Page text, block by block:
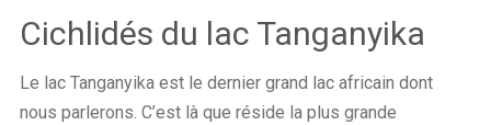
Cichlidés du lac Tanganyika
Le lac Tanganyika est le dernier grand lac africain dont
nous parlerons. C’est là que réside la plus grande